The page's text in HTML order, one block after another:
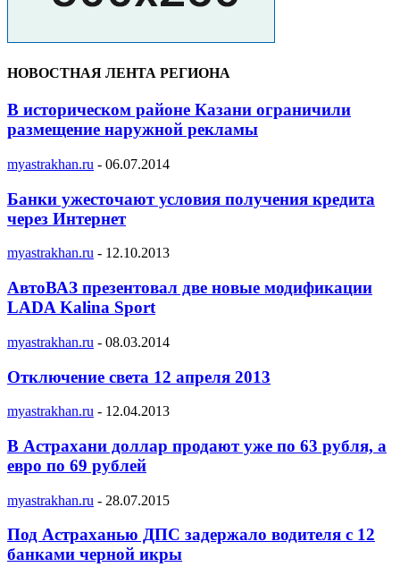
НОВОСТНАЯ ЛЕНТА РЕГИОНА
В историческом районе Казани ограничили
размещение наружной рекламы
myastrakhan.ru - 06.07.2014
Банки ужесточают условия получения кредита
через Интернет
myastrakhan.ru - 12.10.2013
АвтоВАЗ презентовал две новые модификации
LADA Kalina Sport
myastrakhan.ru - 08.03.2014
Отключение света 12 апреля 2013
myastrakhan.ru - 12.04.2013
В Астрахани доллар продают уже по 63 рубля, а
евро по 69 рублей
myastrakhan.ru - 28.07.2015
Под Астраханью ДПС задержало водителя с 12
банками черной икры